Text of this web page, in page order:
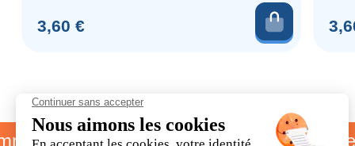
Prix
3,60 € AjouterPrix
Livraison offerte